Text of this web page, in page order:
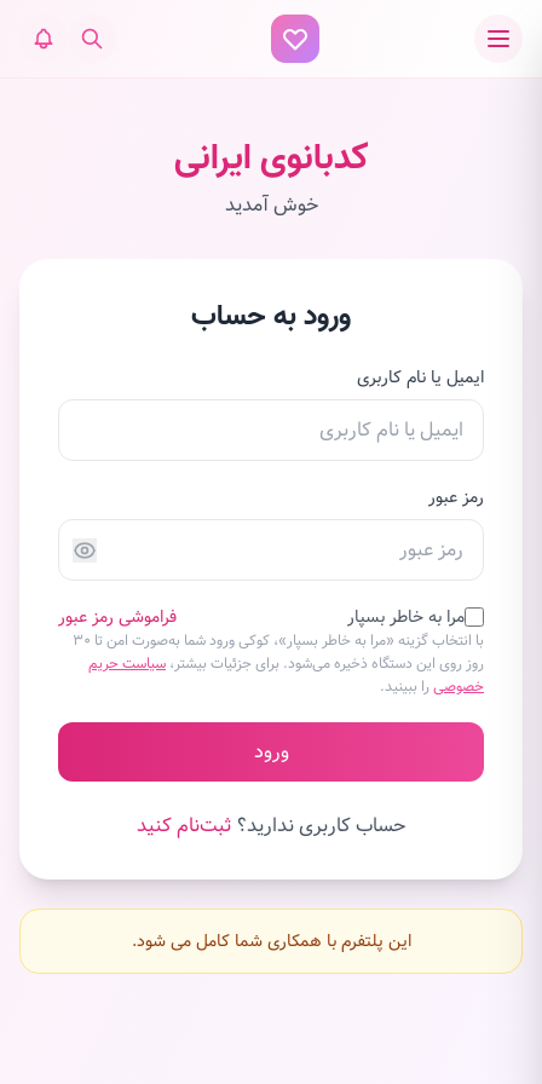
کدبانوی ایرانی
خوش آمدید
ورود به حساب
ایمیل یا نام کاربری
رمز عبور
مرا به خاطر بسپار فراموشی رمز عبور
با انتخاب گزینه «مرا به خاطر بسپار»، کوکی ورود شما به‌صورت امن تا ۳۰
روز روی این دستگاه ذخیره می‌شود. برای جزئیات بیشتر، سیاست حریم
خصوصیرا ببینید.
ورود
حساب کاربری ندارید؟ثبت‌نام کنید
این پلتفرم با همکاری شما کامل می شود.